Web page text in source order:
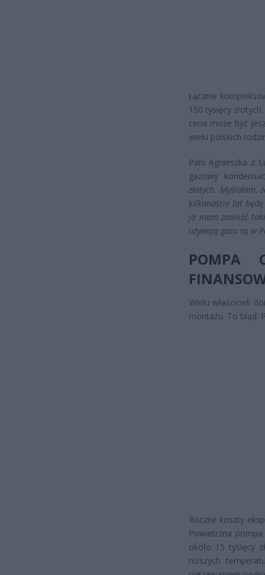
Łącznie
150 tysięcy
cena może być
wielu polskich
Pani Agnieszka z
gazowy
złotych.
kilkanaście lat będę
ja mam znaleźć
używają gazu są w
POMPA
Wielu właścicieli
montażu. To błąd.
Roczne koszty
Powietrzna
około 15 tysięcy
niższych